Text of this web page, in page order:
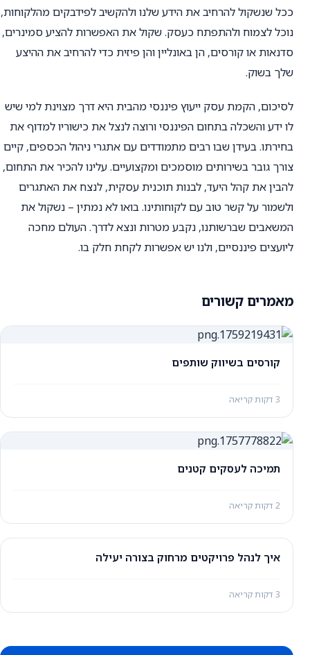
ככל שנשקול להרחיב את הידע שלנו ולהקשיב לפידבקים מהלקוחות,
נוכל לצמוח ולהתפתח כעסק. שקול את האפשרות להציע סמינרים,
סדנאות או קורסים, הן באונליין והן פיזית כדי להרחיב את ההיצע
שלך בשוק.
לסיכום, הקמת עסק ייעוץ פיננסי מהבית היא דרך מצוינת למי שיש
לו ידע והשכלה בתחום הפיננסי ורוצה לנצל את כישוריו למדוף את
בחירתו. בעידן שבו רבים מתמודדים עם אתגרי ניהול הכספים, קיים
צורך גובר בשירותים מוסמכים ומקצועיים. עלינו להכיר את התחום,
להבין את קהל היעד, לבנות תוכנית עסקית, לנצח את האתגרים
ולשמור על קשר טוב עם לקוחותינו. בואו לא נמתין – נשקול את
המשאבים שברשותנו, נקבע מטרות ונצא לדרך. העולם מחכה
ליועצים פיננסיים, ולנו יש אפשרות לקחת חלק בו.
מאמרים קשורים
קורסים בשיווק שותפים
3 דקות קריאה
תמיכה לעסקים קטנים
2 דקות קריאה
איך לנהל פרויקטים מרחוק בצורה יעילה
3 דקות קריאה